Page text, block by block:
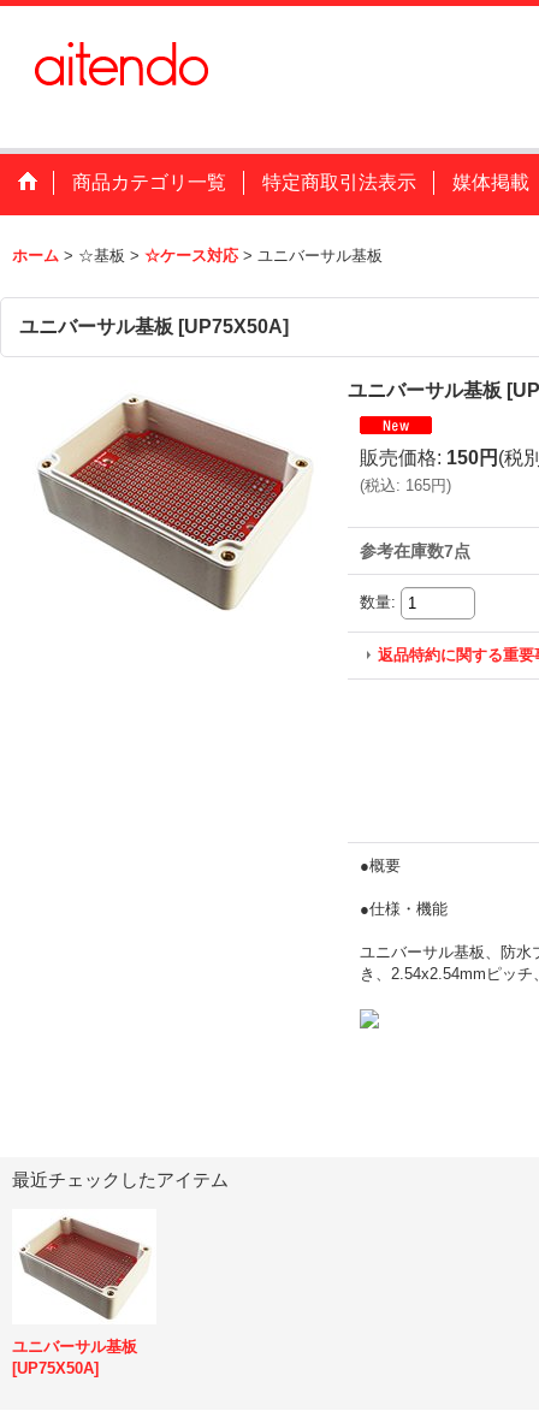
商品カテゴリ一覧 特定商取引法表示 媒体掲載
ホーム > ☆基板 > ☆ケース対応 > ユニバーサル基板
ユニバーサル基板 [UP75X50A]
ユニバーサル基板 [
販売価格: 150円 (税
(税込: 165円)
参考在庫数7点
数量:
返品特約に関する重要
●概要
●仕様・機能
ユニバーサル基板、防水
き、2.54x2.54mmピッ
最近チェックしたアイテム
ユニバーサル基板
[UP75X50A]